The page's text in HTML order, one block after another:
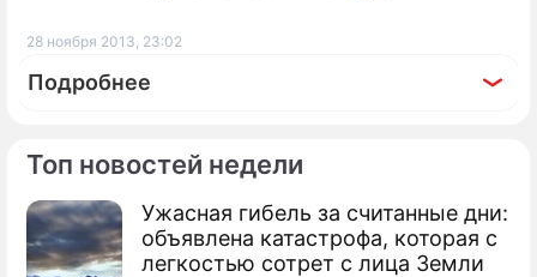
Топ новостей недели
Ужасная гибель за считанные дни:
объявлена катастрофа, которая с
легкостью сотрет с лица Земли
28 ноября 2013, 23:02
Подробнее
По теме
Продолжение: Шивелуч